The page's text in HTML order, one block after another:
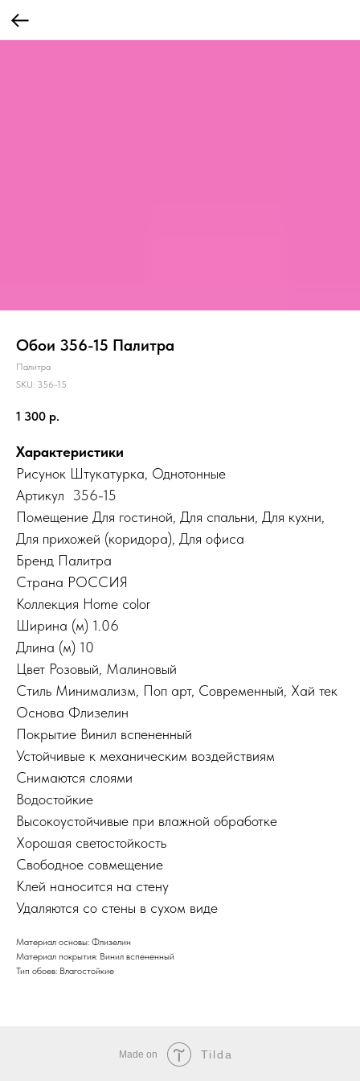
Обои 356-15 Палитра
Палитра
SKU: 356-15
1 300 р.
Характеристики
Рисунок Штукатурка, Однотонные
Артикул 356-15
Помещение Для гостиной, Для спальни, Для кухни,
Для прихожей (коридора), Для офиса
Бренд Палитра
Страна РОССИЯ
Коллекция Home color
Ширина (м) 1.06
Длина (м) 10
Цвет Розовый, Малиновый
Стиль Минимализм, Поп арт, Современный, Хай тек
Основа Флизелин
Покрытие Винил вспененный
Устойчивые к механическим воздействиям
Снимаются слоями
Водостойкие
Высокоустойчивые при влажной обработке
Хорошая светостойкость
Свободное совмещение
Клей наносится на стену
Удаляются со стены в сухом виде
Материал основы: Флизелин
Материал покрытия: Винил вспененный
Тип обоев: Влагостойкие
Made on Tilda